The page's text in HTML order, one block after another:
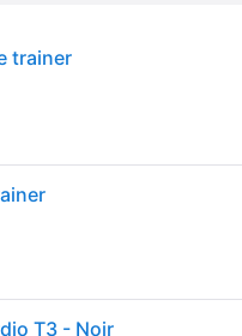
trainer
T3 - Noir